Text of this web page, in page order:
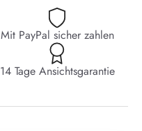
Mit PayPal sicher zahlen
14 Tage Ansichtsgarantie